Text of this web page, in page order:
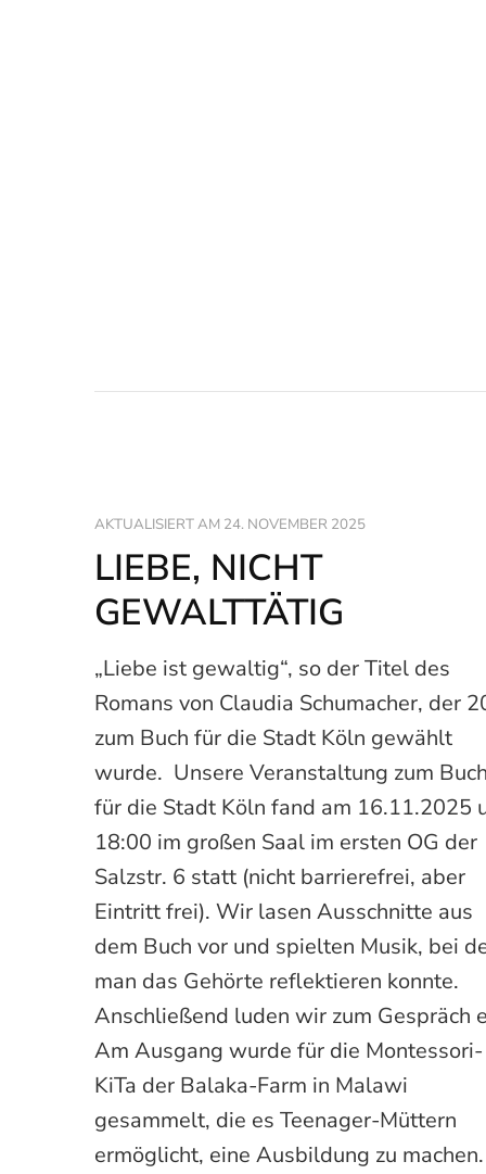
AKTUALISIERT AM 24. NOVEMBER 2025
LIEBE, NICHT
GEWALTTÄTIG
„Liebe ist gewaltig“, so der Titel des
Romans von Claudia Schumacher, der
zum Buch für die Stadt Köln gewählt
wurde. Unsere Veranstaltung zum
für die Stadt Köln fand am 16.11.2025
18:00 im großen Saal im ersten OG der
Salzstr. 6 statt (nicht barrierefrei, aber
Eintritt frei). Wir lasen Ausschnitte aus
dem Buch vor und spielten Musik, bei
man das Gehörte reflektieren konnte.
Anschließend luden wir zum Gespräch
Am Ausgang wurde für die Montessori-
KiTa der Balaka-Farm in Malawi
gesammelt, die es Teenager-Müttern
ermöglicht, eine Ausbildung zu machen.